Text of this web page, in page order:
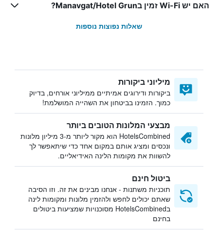
האם יש Wi-Fi זמין בManavgat/Hotel Grun?
שאלות נפוצות נוספות
מיליוני ביקורות
ביקורות ודירוגים אמיתיים ממיליוני אורחים, בדיוק
כמוך. הזמינו בביטחון את השהייה המושלמת!
מבצעי המלונות הטובים ביותר
HotelsCombined הוא מקור ליותר מ-3 מיליון מלונות
ונכסים ומציג אותם במקום אחד כדי שיתאפשר לך
להשוות את מקומות הלינה האידיאליים.
ביטול חינם
תוכניות משתנות - אנחנו מבינים את זה. וזו הסיבה
שאתם יכולים לחפש ולהזמין מלונות ומקומות לינה
בHotelsCombined מסוכנויות שמציעות ביטולים
בחינם